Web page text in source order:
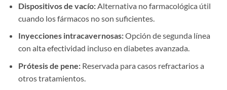
Dispositivos de vacío:Alternativa no farmacológica útil
cuando los fármacos no son suficientes.
Inyecciones intracavernosas:Opción de segunda línea
con alta efectividad incluso en diabetes avanzada.
Prótesis de pene:Reservada para casos refractarios a
otros tratamientos.